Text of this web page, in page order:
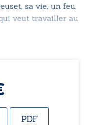
sa vie, un feu.
veut travailler au
PDF